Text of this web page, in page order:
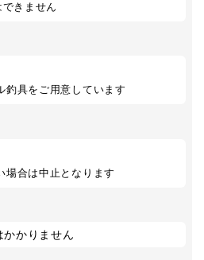
きません
具をご用意しています
合は中止となります
かかりません